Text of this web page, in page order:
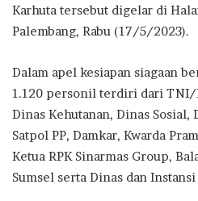
Karhuta tersebut digelar di
Palembang, Rabu (17/5/2023).
Dalam apel kesiapan siagaan
1.120 personil terdiri dari TNI/
Dinas Kehutanan, Dinas Sosial,
Satpol PP, Damkar, Kwarda
Ketua RPK Sinarmas Group,
Sumsel serta Dinas dan